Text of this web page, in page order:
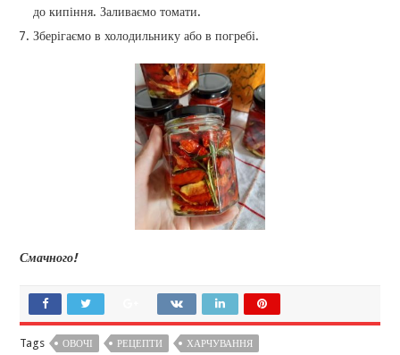
до кипіння. Заливаємо томати.
Зберігаємо в холодильнику або в погребі.
Смачного!
Tags ОВОЧІ РЕЦЕПТИ ХАРЧУВАННЯ